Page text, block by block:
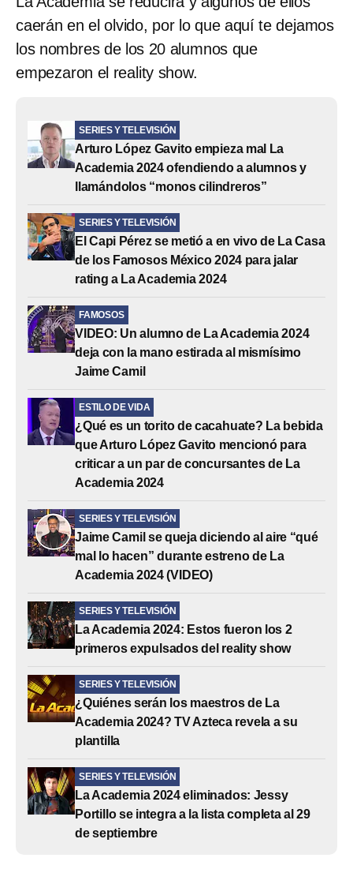
caerán en el olvido, por lo que aquí te dejamos
los nombres de los 20 alumnos que
empezaron el reality show.
SERIES Y TELEVISIÓN
Arturo López Gavito empieza mal La
Academia 2024 ofendiendo a alumnos y
llamándolos “monos cilindreros”
SERIES Y TELEVISIÓN
El Capi Pérez se metió a en vivo de La Casa
de los Famosos México 2024 para jalar
rating a La Academia 2024
FAMOSOS
VIDEO: Un alumno de La Academia 2024
deja con la mano estirada al mismísimo
Jaime Camil
ESTILO DE VIDA
¿Qué es un torito de cacahuate? La bebida
que Arturo López Gavito mencionó para
criticar a un par de concursantes de La
Academia 2024
SERIES Y TELEVISIÓN
Jaime Camil se queja diciendo al aire “qué
mal lo hacen” durante estreno de La
Academia 2024 (VIDEO)
SERIES Y TELEVISIÓN
La Academia 2024: Estos fueron los 2
primeros expulsados del reality show
SERIES Y TELEVISIÓN
¿Quiénes serán los maestros de La
Academia 2024? TV Azteca revela a su
plantilla
SERIES Y TELEVISIÓN
La Academia 2024 eliminados: Jessy
Portillo se integra a la lista completa al 29
de septiembre